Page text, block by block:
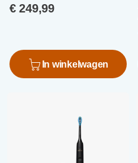
€ 249,99
In winkelwagen